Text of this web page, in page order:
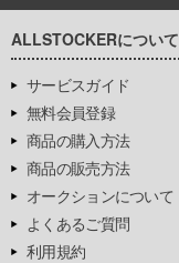
ALLSTOCKERについて
サービスガイド
無料会員登録
商品の購入方法
商品の販売方法
オークションについて
よくあるご質問
利用規約